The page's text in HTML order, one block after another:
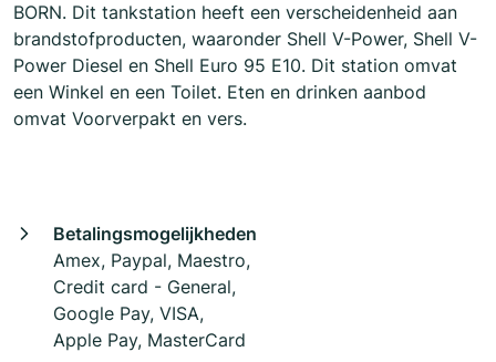
BORN. Dit tankstation heeft een verscheidenheid aan
brandstofproducten, waaronder Shell V-Power, Shell V-
Power Diesel en Shell Euro 95 E10. Dit station omvat
een Winkel en een Toilet. Eten en drinken aanbod
omvat Voorverpakt en vers.
Betalingsmogelijkheden
Amex, Paypal, Maestro,
Credit card - General,
Google Pay, VISA,
Apple Pay, MasterCard